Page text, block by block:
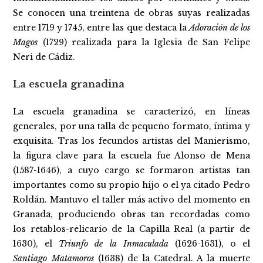
Se conocen una treintena de obras suyas realizadas
entre 1719 y 1745, entre las que destaca laAdoración de los
Magos (1729) realizada para la Iglesia de San Felipe
Neri de Cádiz.
La escuela granadina
La escuela granadina se caracterizó, en líneas
generales, por una talla de pequeño formato, íntima y
exquisita. Tras los fecundos artistas del Manierismo,
la figura clave para la escuela fue Alonso de Mena
(1587-1646), a cuyo cargo se formaron artistas tan
importantes como su propio hijo o el ya citado Pedro
Roldán. Mantuvo el taller más activo del momento en
Granada, produciendo obras tan recordadas como
los retablos-relicario de la Capilla Real (a partir de
1630), el Triunfo de la Inmaculada (1626-1631), o el
Santiago Matamoros (1638) de la Catedral. A la muerte